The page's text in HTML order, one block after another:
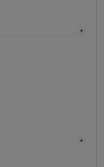
carrosserie